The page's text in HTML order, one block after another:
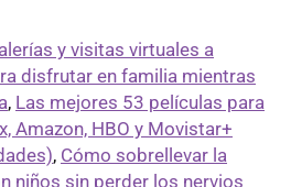
y visitas virtuales a
disfrutar en familia mientras
, Las mejores 53 películas para
Amazon, HBO y Movistar+
, Cómo sobrellevar la
niños sin perder los nervios